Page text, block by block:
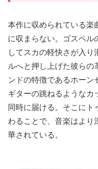
本作に収められている楽
に収まらない。ゴスペル
してスカの軽快さが入
ルへと押し上げた彼らの
ンドの特徴であるホーン
ギターの跳ねるようなカ
同時に届ける。そこにト
わることで、音楽はより
華されている。